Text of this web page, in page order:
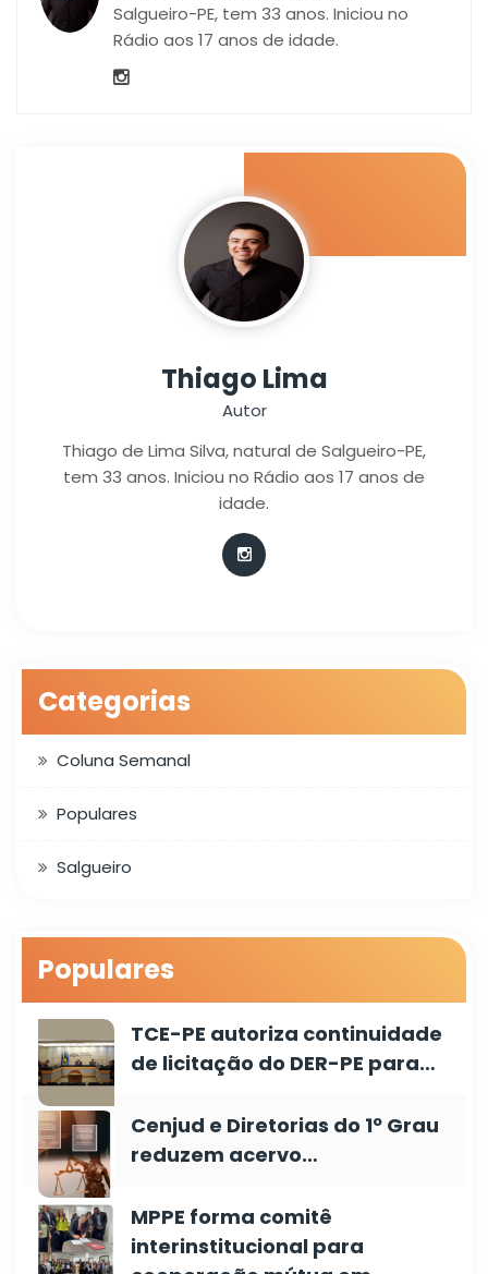
Salgueiro-PE, tem 33 anos. Iniciou no
Rádio aos 17 anos de idade.
Thiago Lima
Autor
Thiago de Lima Silva, natural de Salgueiro-PE,
tem 33 anos. Iniciou no Rádio aos 17 anos de
idade.
Categorias
Coluna Semanal
Populares
Salgueiro
Populares
TCE-PE autoriza continuidade
de licitação do DER-PE para…
Cenjud e Diretorias do 1º Grau
reduzem acervo…
MPPE forma comitê
interinstitucional para